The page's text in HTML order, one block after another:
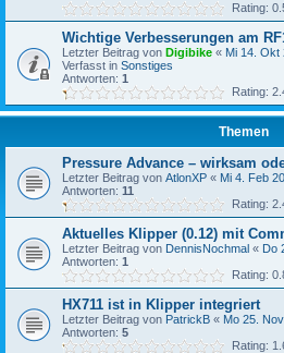
Rating:
Wichtige Verbesserungen am
Letzter Beitrag von Digibike « Mi 14. Okt
Verfasst in Sonstiges
Antworten: 1
Rating:
Themen
Pressure Advance – wirksam
Letzter Beitrag von AtlonXP « Mi 4. Feb
Antworten: 11
Rating:
Aktuelles Klipper (0.12) mit
Letzter Beitrag von DennisNochmal « Do
Antworten: 1
Rating:
HX711 ist in Klipper integriert
Letzter Beitrag von PatrickB « Mo 25.
Antworten: 5
Rating: